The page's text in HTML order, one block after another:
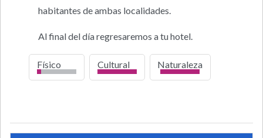
habitantes de ambas localidades.
Al final del día regresaremos a tu hotel.
Físico
bajo
Cultural
alto
Naturaleza
alto